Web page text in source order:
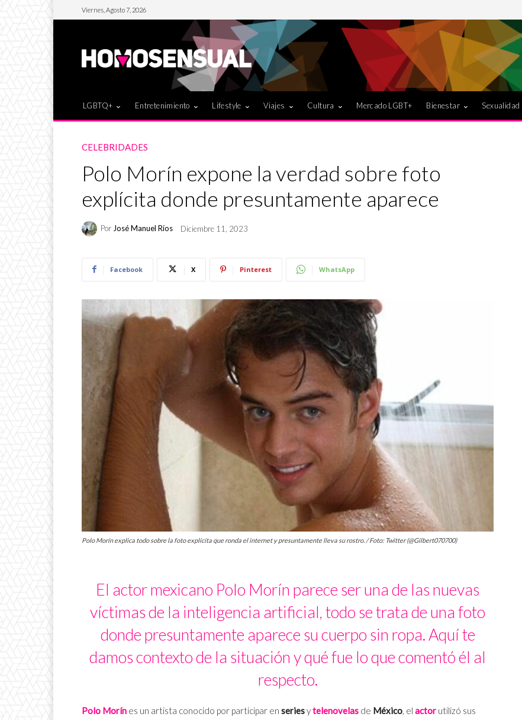
Viernes, Agosto 7, 2026
LGBTQ+ Entretenimiento Lifestyle Viajes Cultura Mercado LGBT+ Bienestar Sexualidad
CELEBRIDADES
Polo Morín expone la verdad sobre foto
explícita donde presuntamente aparece
PorJosé Manuel Ríos Diciembre 11, 2023
Facebook X Pinterest WhatsApp
Polo Morín explica todo sobre la foto explícita que ronda el internet y presuntamente lleva su rostro. / Foto: Twitter (@Gilbert070700)
El actor mexicano Polo Morín parece ser una de las nuevas
víctimas de la inteligencia artificial, todo se trata de una foto
donde presuntamente aparece su cuerpo sin ropa. Aquí te
damos contexto de la situación y qué fue lo que comentó él al
respecto.
Polo Morín es un artista conocido por participar en seriesytelenovelas de México, el actor utilizó sus